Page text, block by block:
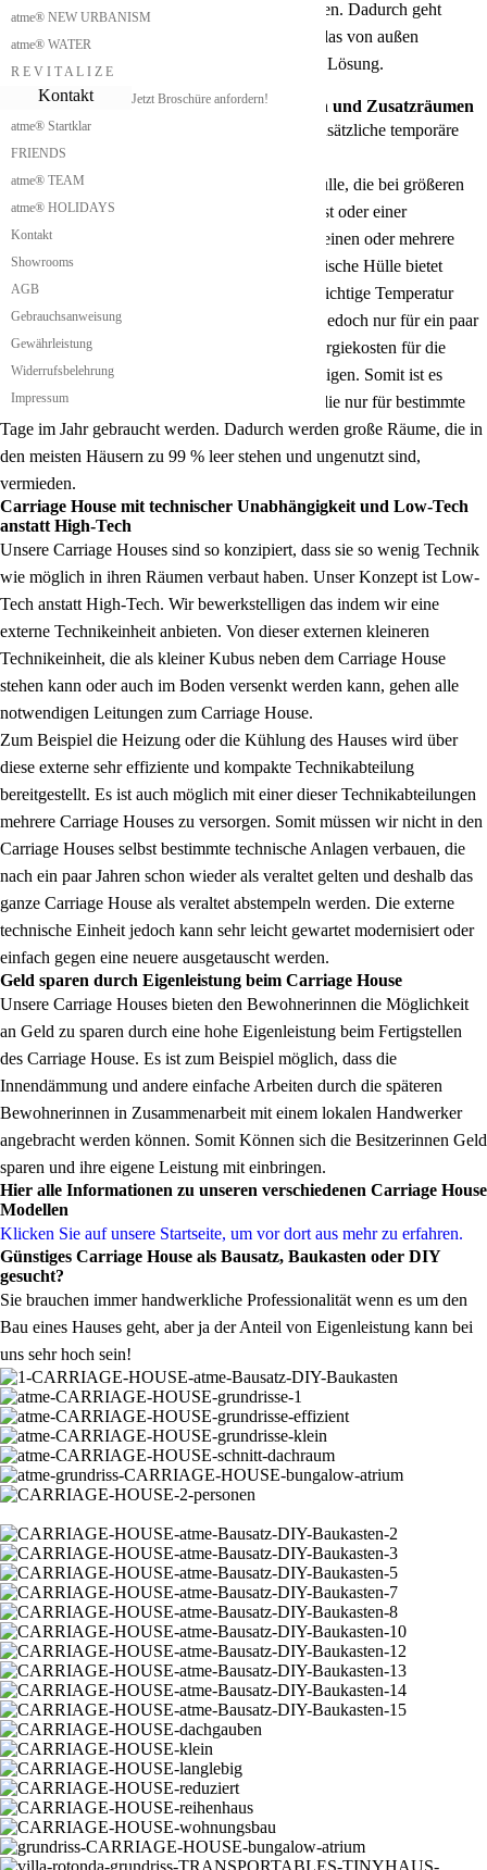
atme® NEW URBANISM
atme® WATER
R E V I T A L I Z E
Kontakt
Jetzt Broschüre anfordern!
atme® Startklar
FRIENDS
atme® TEAM
atme® HOLIDAYS
Kontakt
Showrooms
AGB
Gebrauchsanweisung
Gewährleistung
Widerrufsbelehrung
Impressum
den aufeinander gestapelten Modulen einzubauen. Dadurch geht
jedoch etwas Wohnraum verloren. Deshalb ist das von außen
angestellte zusätzliche Treppenhaus die bessere Lösung.
Carriage House mit temporären Freiräumen und Zusatzräumen
Unser Carriage House bietet die Möglichkeit zusätzliche temporäre
Freiräume und Zusatzräume bereitzustellen.
Das ermöglichen wir durch eine aufblasbare Hülle, die bei größeren
Platzbedarf wie zum Beispiel einem Familienfest oder einer
Betriebsfeier oder einer großen Festlichkeit für einen oder mehrere
Tage aufgeblasen werden kann. Diese pneumatische Hülle bietet
Schutz vor Regen und Wind und muss auf die richtige Temperatur
gebracht werden. Da diese Lufthülle als Raum jedoch nur für ein paar
Tage zur Verfügung steht, sind die höheren Energiekosten für die
Klimatisierung dieses Luftraums zu vernachlässigen. Somit ist es
möglich größere Räumlichkeiten zu erzeugen, die nur für bestimmte
Tage im Jahr gebraucht werden. Dadurch werden große Räume, die in
den meisten Häusern zu 99 % leer stehen und ungenutzt sind,
vermieden.
Carriage House mit technischer Unabhängigkeit und Low-Tech
anstatt High-Tech
Unsere Carriage Houses sind so konzipiert, dass sie so wenig Technik
wie möglich in ihren Räumen verbaut haben. Unser Konzept ist Low-
Tech anstatt High-Tech. Wir bewerkstelligen das indem wir eine
externe Technikeinheit anbieten. Von dieser externen kleineren
Technikeinheit, die als kleiner Kubus neben dem Carriage House
stehen kann oder auch im Boden versenkt werden kann, gehen alle
notwendigen Leitungen zum Carriage House.
Zum Beispiel die Heizung oder die Kühlung des Hauses wird über
diese externe sehr effiziente und kompakte Technikabteilung
bereitgestellt. Es ist auch möglich mit einer dieser Technikabteilungen
mehrere Carriage Houses zu versorgen. Somit müssen wir nicht in den
Carriage Houses selbst bestimmte technische Anlagen verbauen, die
nach ein paar Jahren schon wieder als veraltet gelten und deshalb das
ganze Carriage House als veraltet abstempeln werden. Die externe
technische Einheit jedoch kann sehr leicht gewartet modernisiert oder
einfach gegen eine neuere ausgetauscht werden.
Geld sparen durch Eigenleistung beim Carriage House
Unsere Carriage Houses bieten den Bewohnerinnen die Möglichkeit
an Geld zu sparen durch eine hohe Eigenleistung beim Fertigstellen
des Carriage House. Es ist zum Beispiel möglich, dass die
Innendämmung und andere einfache Arbeiten durch die späteren
Bewohnerinnen in Zusammenarbeit mit einem lokalen Handwerker
angebracht werden können. Somit Können sich die Besitzerinnen Geld
sparen und ihre eigene Leistung mit einbringen.
Hier alle Informationen zu unseren verschiedenen Carriage House
Modellen
Klicken Sie auf unsere Startseite, um vor dort aus mehr zu erfahren.
Günstiges Carriage House als Bausatz, Baukasten oder DIY
gesucht?
Sie brauchen immer handwerkliche Professionalität wenn es um den
Bau eines Hauses geht, aber ja der Anteil von Eigenleistung kann bei
uns sehr hoch sein!